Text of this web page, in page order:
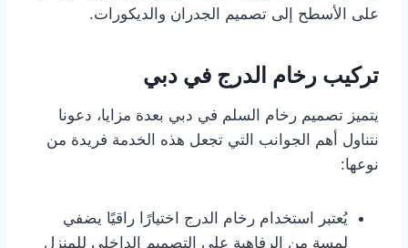
على الأسطح إلى تصميم الجدران والديكورات.
تركيب رخام الدرج في دبي
يتميز تصميم رخام السلم في دبي بعدة مزايا، دعونا
نتناول أهم الجوانب التي تجعل هذه الخدمة فريدة من
نوعها:
يُعتبر استخدام رخام الدرج اختيارًا راقيًا يضفي
لمسة من الرفاهية على التصميم الداخلي للمنزل